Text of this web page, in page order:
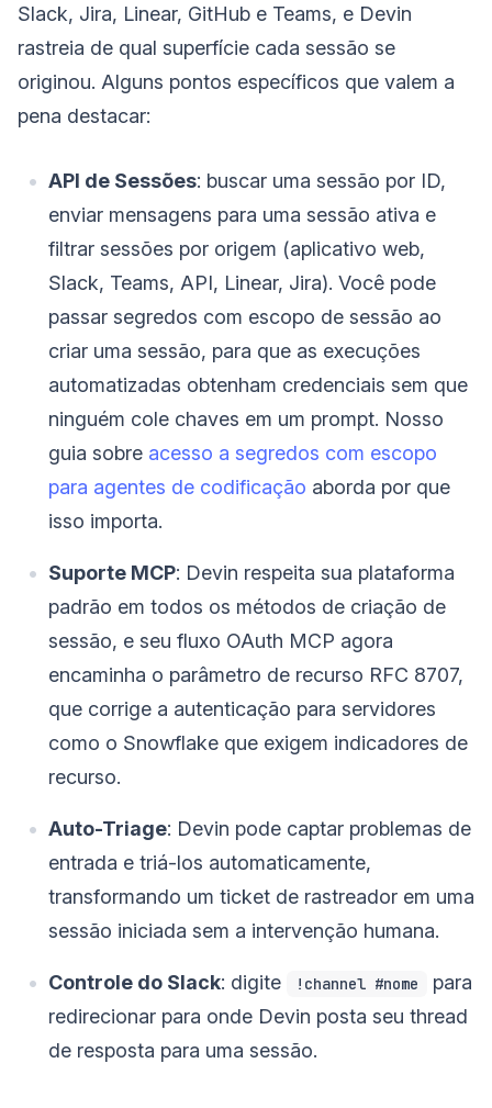
Slack, Jira, Linear, GitHub e Teams, e Devin
rastreia de qual superfície cada sessão se
originou. Alguns pontos específicos que valem a
pena destacar:
API de Sessões: buscar uma sessão por ID,
enviar mensagens para uma sessão ativa e
filtrar sessões por origem (aplicativo web,
Slack, Teams, API, Linear, Jira). Você pode
passar segredos com escopo de sessão ao
criar uma sessão, para que as execuções
automatizadas obtenham credenciais sem que
ninguém cole chaves em um prompt. Nosso
guia sobre acesso a segredos com escopo
para agentes de codificação aborda por que
isso importa.
Suporte MCP: Devin respeita sua plataforma
padrão em todos os métodos de criação de
sessão, e seu fluxo OAuth MCP agora
encaminha o parâmetro de recurso RFC 8707,
que corrige a autenticação para servidores
como o Snowflake que exigem indicadores de
recurso.
Auto-Triage: Devin pode captar problemas de
entrada e triá-los automaticamente,
transformando um ticket de rastreador em uma
sessão iniciada sem a intervenção humana.
Controle do Slack: digite !channel #nome
para
redirecionar para onde Devin posta seu thread
de resposta para uma sessão.